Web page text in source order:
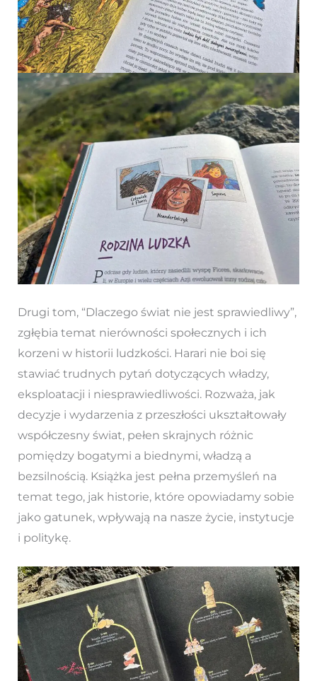
Drugi tom, “Dlaczego świat nie jest sprawiedliwy”,
zgłębia temat nierówności społecznych i ich
korzeni w historii ludzkości. Harari nie boi się
stawiać trudnych pytań dotyczących władzy,
eksploatacji i niesprawiedliwości. Rozważa, jak
decyzje i wydarzenia z przeszłości ukształtowały
współczesny świat, pełen skrajnych różnic
pomiędzy bogatymi a biednymi, władzą a
bezsilnością. Książka jest pełna przemyśleń na
temat tego, jak historie, które opowiadamy sobie
jako gatunek, wpływają na nasze życie, instytucje
i politykę.